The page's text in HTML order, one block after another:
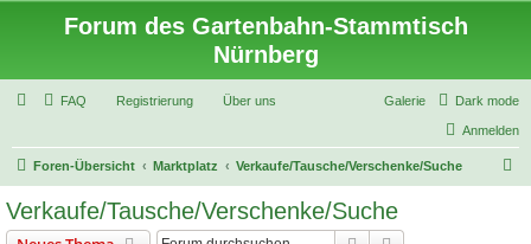
Forum des Gartenbahn-Stammtisch
Nürnberg
Dark mode
Galerie
FAQ Registrierung Über uns
Anmelden
Foren-Übersicht Marktplatz Verkaufe/Tausche/Verschenke/Suche
Verkaufe/Tausche/Verschenke/Suche